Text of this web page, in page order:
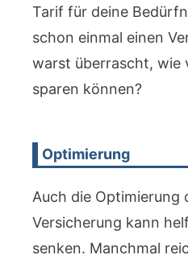
Tarif für deine
schon einmal einen
warst überrascht, wie
sparen können?
Optimierung
Auch die Optimierung
Versicherung kann
senken. Manchmal